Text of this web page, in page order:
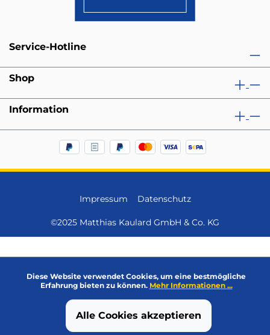
Service-Hotline
Shop
Information
Impressum Datenschutz
©2025 Matthias Kaulard GmbH & Co. KG
Diese Website verwendet Cookies, um eine bestmögliche
Erfahrung bieten zu können. Mehr Informationen ...
Alle Cookies akzeptieren